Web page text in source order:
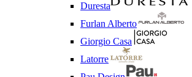
Duresta
Furlan Alberto
Giorgio Casa
Latorre